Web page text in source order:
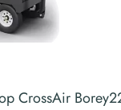
CrossAir